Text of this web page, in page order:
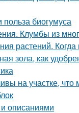
биогумуса
Клумбы из
растений.
зола, как
на участке,
описаниями